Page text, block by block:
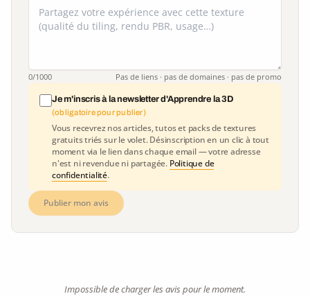
0/1000 Pas de liens · pas de domaines · pas de promo
Je m'inscris à la newsletter d'Apprendre la 3D
(obligatoire pour publier)
Vous recevrez nos articles, tutos et packs de textures
gratuits triés sur le volet. Désinscription en un clic à tout
moment via le lien dans chaque email — votre adresse
n'est ni revendue ni partagée. Politique de
confidentialité.
Publier mon avis
Impossible de charger les avis pour le moment.